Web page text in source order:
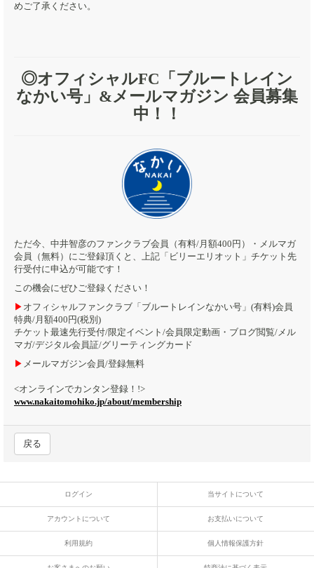
めご了承ください。
◎オフィシャルFC「ブルートレイン
なかい号」&メールマガジン 会員募集
中！！
ただ今、中井智彦のファンクラブ会員（有料/月額400円）・メルマガ
会員（無料）にご登録頂くと、上記「ビリーエリオット」チケット先
行受付に申込が可能です！
この機会にぜひご登録ください！
▶︎ オフィシャルファンクラブ「ブルートレインなかい号」(有料)会員
特典/月額400円(税別)
チケット最速先行受付/限定イベント/会員限定動画・ブログ閲覧/メル
マガ/デジタル会員証/グリーティングカード
▶︎ メールマガジン会員/登録無料
<オンラインでカンタン登録！!>
www.nakaitomohiko.jp/about/membership
戻る
ログイン 当サイトについて
アカウントについて お支払いについて
利用規約 個人情報保護方針